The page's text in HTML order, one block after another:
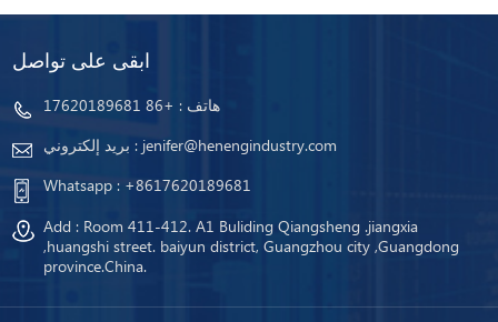
ابقى على تواصل
هاتف : +86 17620189681
بريد إلكتروني : jenifer@henengindustry.com
Whatsapp : +8617620189681
Add : Room 411-412. A1 Buliding Qiangsheng .jiangxia
,huangshi street. baiyun district, Guangzhou city ,Guangdong
province.China.